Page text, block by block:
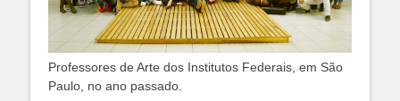
Professores de Arte dos Institutos Federais, em São
Paulo, no ano passado.